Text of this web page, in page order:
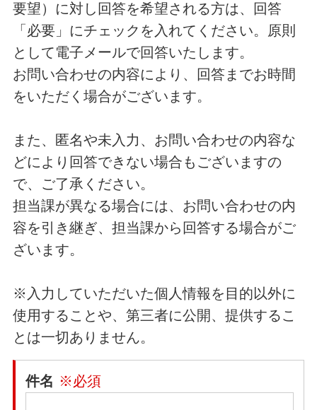
要望）に対し回答を希望される方は、回答
「必要」にチェックを入れてください。原則
として電子メールで回答いたします。
お問い合わせの内容により、回答までお時間
をいただく場合がございます。
また、匿名や未入力、お問い合わせの内容な
どにより回答できない場合もございますの
で、ご了承ください。
担当課が異なる場合には、お問い合わせの内
容を引き継ぎ、担当課から回答する場合がご
ざいます。
※入力していただいた個人情報を目的以外に
使用することや、第三者に公開、提供するこ
とは一切ありません。
件名 ※必須